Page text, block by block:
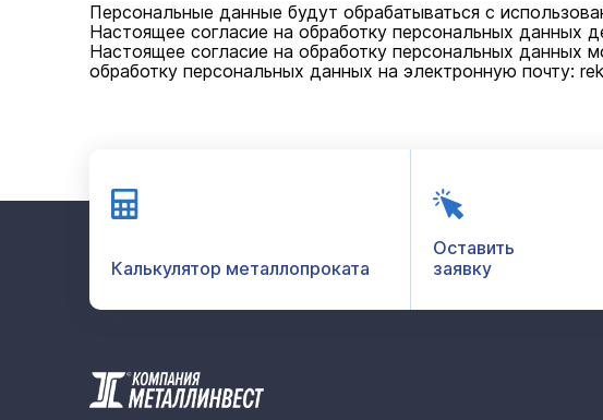
Персональные данные будут обрабатываться с
Настоящее согласие на обработку персональных данных
Настоящее согласие на обработку персональных данных
обработку персональных данных на электронную почту:
Калькулятор металлопроката
Оставить
заявку